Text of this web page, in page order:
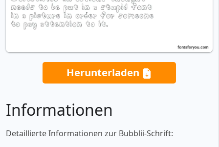
Herunterladen
Informationen
Detaillierte Informationen zur Bubblii-Schrift: